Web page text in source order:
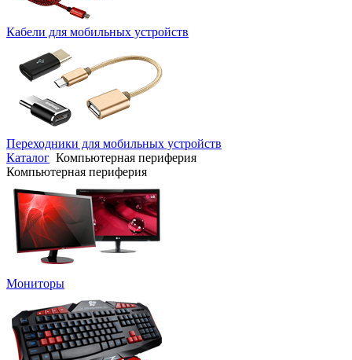
Кабели для мобильных устройств
Переходники для мобильных устройств
Каталог Компьютерная периферия
Компьютерная периферия
Мониторы